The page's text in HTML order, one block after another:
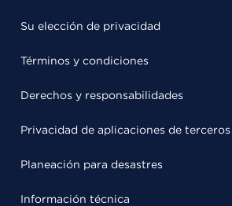
Su elección de privacidad
Términos y condiciones
Derechos y responsabilidades
Privacidad de aplicaciones de terceros
Planeación para desastres
Información técnica